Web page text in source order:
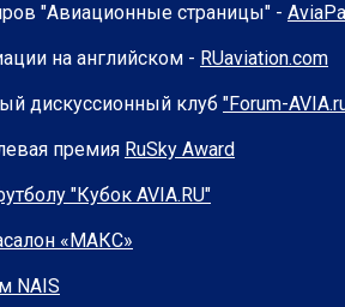
"Авиационные страницы" -
на английском - RUaviation.com
дискуссионный клуб "Forum-
премия RuSky Award
"Кубок AVIA.RU"
«МАКС»
NAIS